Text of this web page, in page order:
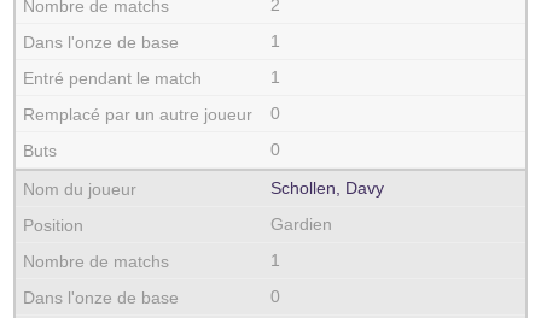
2
1
1
0
0
Schollen, Davy
Gardien
1
0